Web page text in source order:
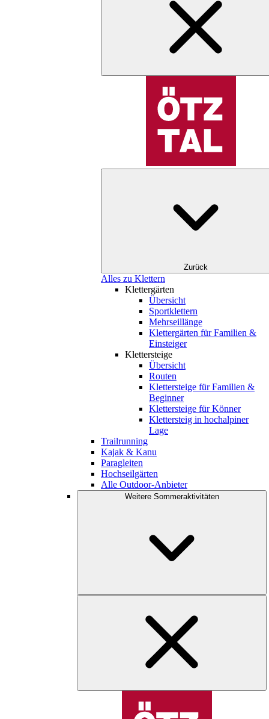
Zurück
Alles zu Klettern
Klettergärten
Übersicht
Sportklettern
Mehrseillänge
Klettergärten für Familien &
Einsteiger
Klettersteige
Übersicht
Routen
Klettersteige für Familien &
Beginner
Klettersteige für Könner
Klettersteig in hochalpiner
Lage
Trailrunning
Kajak & Kanu
Paragleiten
Hochseilgärten
Alle Outdoor-Anbieter
Weitere Sommeraktivitäten